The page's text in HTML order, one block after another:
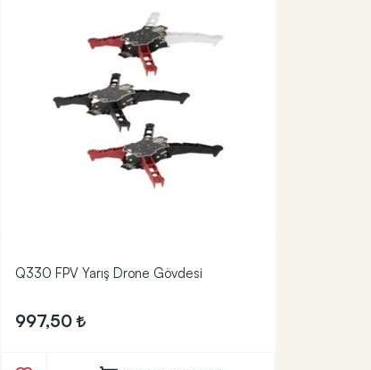
Q330 FPV Yarış Drone Gövdesi
997,50